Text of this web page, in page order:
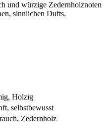
und würzige Zedernholznoten
sinnlichen Dufts.
Holzig
selbstbewusst
Zedernholz